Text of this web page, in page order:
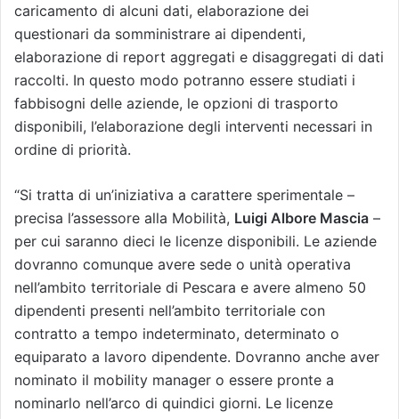
caricamento di alcuni dati, elaborazione dei
questionari da somministrare ai dipendenti,
elaborazione di report aggregati e disaggregati di dati
raccolti. In questo modo potranno essere studiati i
fabbisogni delle aziende, le opzioni di trasporto
disponibili, l’elaborazione degli interventi necessari in
ordine di priorità.
“Si tratta di un’iniziativa a carattere sperimentale –
precisa l’assessore alla Mobilità, Luigi Albore Mascia –
per cui saranno dieci le licenze disponibili. Le aziende
dovranno comunque avere sede o unità operativa
nell’ambito territoriale di Pescara e avere almeno 50
dipendenti presenti nell’ambito territoriale con
contratto a tempo indeterminato, determinato o
equiparato a lavoro dipendente. Dovranno anche aver
nominato il mobility manager o essere pronte a
nominarlo nell’arco di quindici giorni. Le licenze